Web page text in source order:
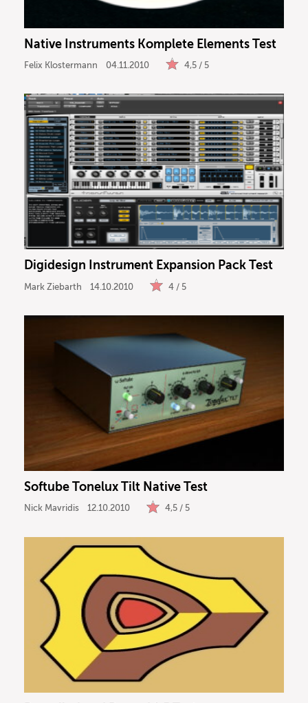
Native Instruments Komplete Elements Test
Felix Klostermann 04.11.2010 4,5 / 5
Digidesign Instrument Expansion Pack Test
Mark Ziebarth 14.10.2010 4 / 5
Softube Tonelux Tilt Native Test
Nick Mavridis 12.10.2010 4,5 / 5